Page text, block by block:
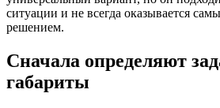
ситуации и не всегда оказывается
решением.
Сначала определяют
габариты